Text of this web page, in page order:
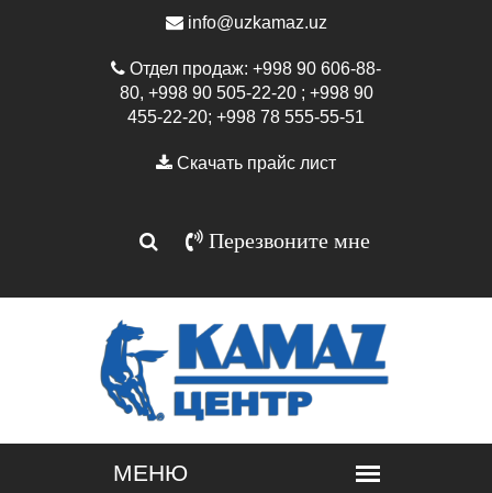
info@uzkamaz.uz
Отдел продаж: +998 90 606-88-
80, +998 90 505-22-20 ; +998 90
455-22-20; +998 78 555-55-51
Скачать прайс лист
Перезвоните мне